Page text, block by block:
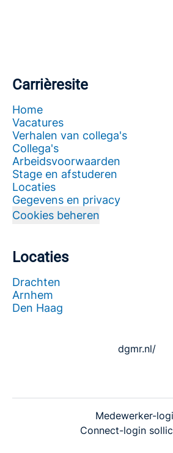
Carrièresite
Home
Vacatures
Verhalen van collega's
Collega's
Arbeidsvoorwaarden
Stage en afstuderen
Locaties
Gegevens en privacy
Cookies beheren
Locaties
Drachten
Arnhem
Den Haag
dgmr.nl/
Medewerker-
Connect-login